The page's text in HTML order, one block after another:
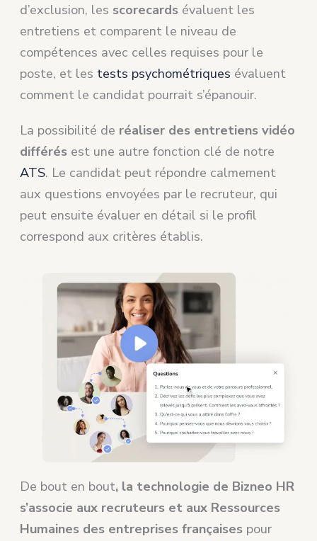
d’exclusion, les scorecards évaluent les
entretiens et comparent le niveau de
compétences avec celles requises pour le
poste, et les tests psychométriques évaluent
comment le candidat pourrait s’épanouir.
La possibilité de réaliser des entretiens vidéo
différés est une autre fonction clé de notre
ATS. Le candidat peut répondre calmement
aux questions envoyées par le recruteur, qui
peut ensuite évaluer en détail si le profil
correspond aux critères établis.
De bout en bout, la technologie de Bizneo HR
s’associe aux recruteurs et aux Ressources
Humaines des entreprises françaises pour